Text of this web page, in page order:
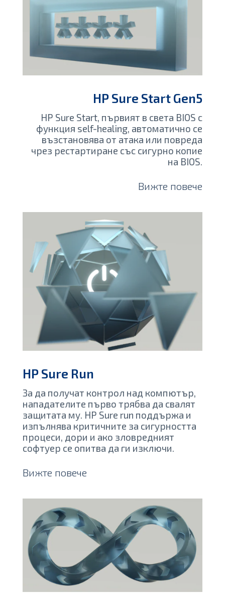
HP Sure Start Gen5
HP Sure Start, първият в света BIOS с
функция self-healing, автоматично се
възстановява от атака или повреда
чрез рестартиране със сигурно копие
на BIOS.
Вижте повече
HP Sure Run
За да получат контрол над компютър,
нападателите първо трябва да свалят
защитата му. HP Sure run поддържа и
изпълнява критичните за сигурността
процеси, дори и ако зловредният
софтуер се опитва да ги изключи.
Вижте повече